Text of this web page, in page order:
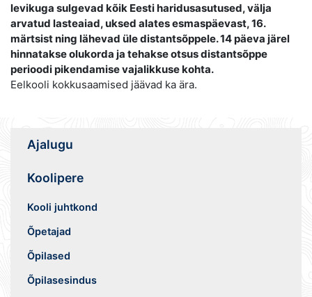
levikuga sulgevad kõik Eesti haridusasutused, välja
arvatud lasteaiad, uksed alates esmaspäevast, 16.
märtsist ning lähevad üle distantsõppele. 14 päeva järel
hinnatakse olukorda ja tehakse otsus distantsõppe
perioodi pikendamise vajalikkuse kohta.
Eelkooli kokkusaamised jäävad ka ära.
Ajalugu
Koolipere
Kooli juhtkond
Õpetajad
Õpilased
Õpilasesindus